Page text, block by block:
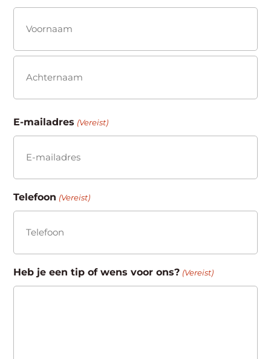
(Vereist)
Voornaam
E-mailadres (Vereist)
Telefoon (Vereist)
Heb je een tip of wens voor ons? (Vereist)